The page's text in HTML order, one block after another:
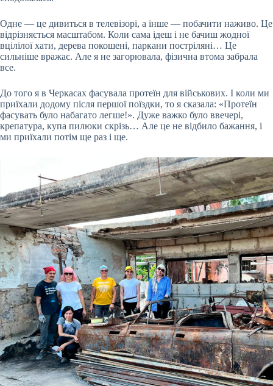
Одне — це дивиться в телевізорі, а інше — побачити наживо. Це
відрізняється масштабом. Коли сама ідеш і не бачиш жодної
вцілілої хати, дерева покошені, паркани постріляні… Це
сильніше вражає. Але я не загорювала, фізична втома забрала
все.
До того я в Черкасах фасувала протеїн для військових. І коли ми
приїхали додому після першої поїздки, то я сказала: «Протеїн
фасувать було набагато легше!». Дуже важко було ввечері,
крепатура, купа пилюки скрізь… Але це не відбило бажання, і
ми приїхали потім ще раз і ще.